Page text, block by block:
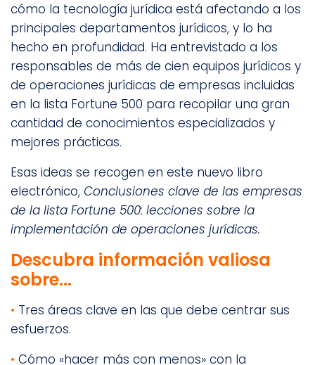
cómo la tecnología jurídica está afectando a los
principales departamentos jurídicos, y lo ha
hecho en profundidad. Ha entrevistado a los
responsables de más de cien equipos jurídicos y
de operaciones jurídicas de empresas incluidas
en la lista Fortune 500 para recopilar una gran
cantidad de conocimientos especializados y
mejores prácticas.
Esas ideas se recogen en este nuevo libro
electrónico, Conclusiones clave de las empresas
de la lista Fortune 500: lecciones sobre la
implementación de operaciones jurídicas.
Descubra información valiosa
sobre...
• Tres áreas clave en las que debe centrar sus
esfuerzos.
• Cómo «hacer más con menos» con la